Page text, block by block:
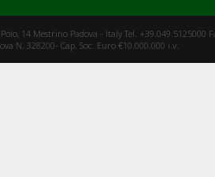
14 Mestrino Padova - Italy Tel. +39.049.5125000
N. 328200- Cap. Soc. Euro €10.000.000 i.v.